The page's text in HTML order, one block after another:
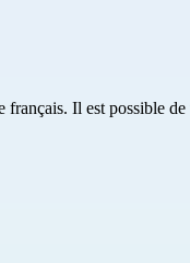
Il est possible